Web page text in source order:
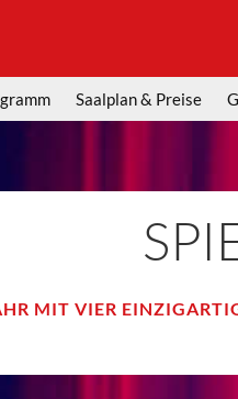
Saalplan & Preise
MIT VIER